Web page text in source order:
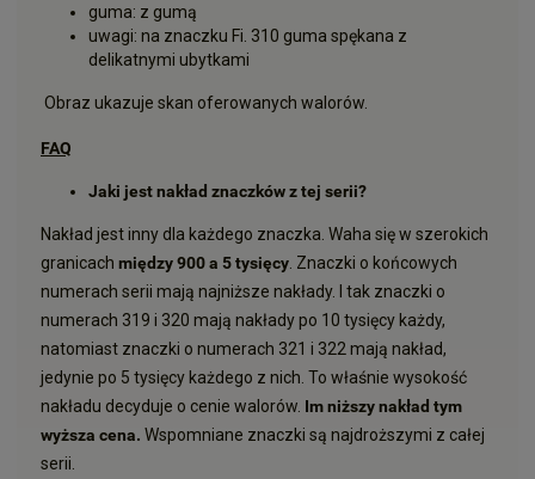
guma: z gumą
uwagi: na znaczku Fi. 310 guma spękana z
delikatnymi ubytkami
Obraz ukazuje skan oferowanych walorów.
FAQ
Jaki jest nakład znaczków z tej serii?
Nakład jest inny dla każdego znaczka. Waha się w szerokich
granicach między 900 a 5 tysięcy . Znaczki o końcowych
numerach serii mają najniższe nakłady. I tak znaczki o
numerach 319 i 320 mają nakłady po 10 tysięcy każdy,
natomiast znaczki o numerach 321 i 322 mają nakład,
jedynie po 5 tysięcy każdego z nich. To właśnie wysokość
nakładu decyduje o cenie walorów. Im niższy nakład tym
wyższa cena. Wspomniane znaczki są najdroższymi z całej
serii.